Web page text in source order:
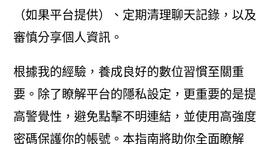
（如果平台提供）、定期清理聊天記錄，以及
審慎分享個人資訊。
根據我的經驗，養成良好的數位習慣至關重
要。除了瞭解平台的隱私設定，更重要的是提
高警覺性，避免點擊不明連結，並使用高強度
密碼保護你的帳號。本指南將助你全面瞭解